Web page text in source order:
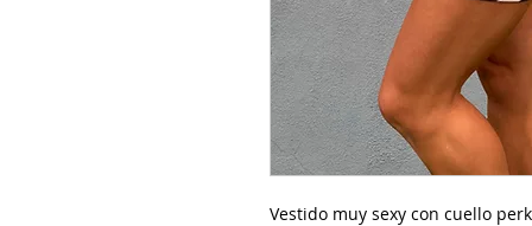
Vestido muy sexy con cuello